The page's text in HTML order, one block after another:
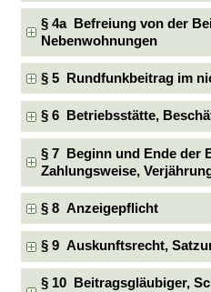
§ 4a Befreiung von der
Nebenwohnungen
§ 5 Rundfunkbeitrag im
§ 6 Betriebsstätte,
§ 7 Beginn und Ende der
Zahlungsweise,
§ 8 Anzeigepflicht
§ 9 Auskunftsrecht,
§ 10 Beitragsgläubiger,